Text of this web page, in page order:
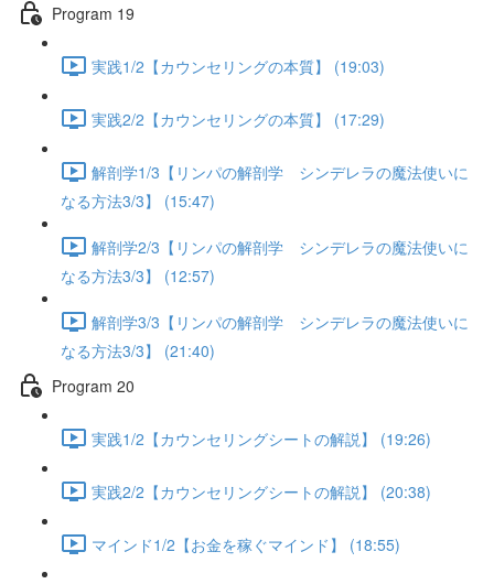
Program 19
実践1/2【カウンセリングの本質】 (19:03)
実践2/2【カウンセリングの本質】 (17:29)
解剖学1/3【リンパの解剖学 シンデレラの魔法使いに
なる方法3/3】 (15:47)
解剖学2/3【リンパの解剖学 シンデレラの魔法使いに
なる方法3/3】 (12:57)
解剖学3/3【リンパの解剖学 シンデレラの魔法使いに
なる方法3/3】 (21:40)
Program 20
実践1/2【カウンセリングシートの解説】 (19:26)
実践2/2【カウンセリングシートの解説】 (20:38)
マインド1/2【お金を稼ぐマインド】 (18:55)